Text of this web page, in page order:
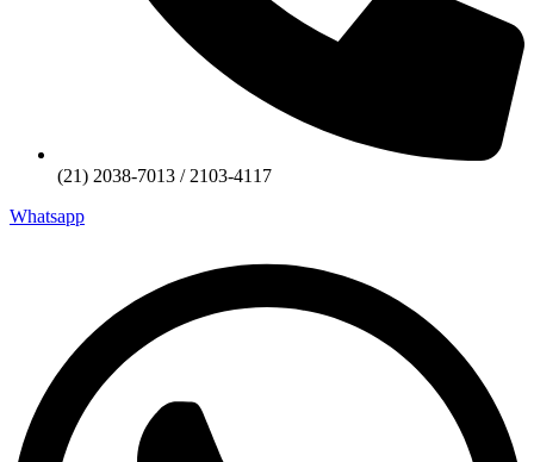
(21) 2038-7013 / 2103-4117
Whatsapp